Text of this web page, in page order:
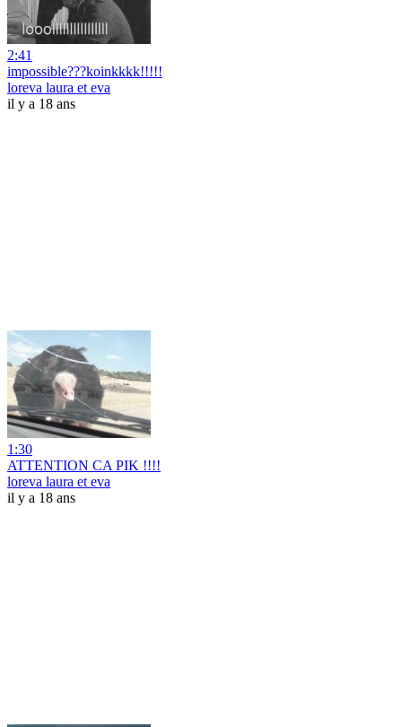
2:41
impossible???koinkkkk!!!!!
loreva laura et eva
il y a 18 ans
1:30
ATTENTION CA PIK !!!!
loreva laura et eva
il y a 18 ans